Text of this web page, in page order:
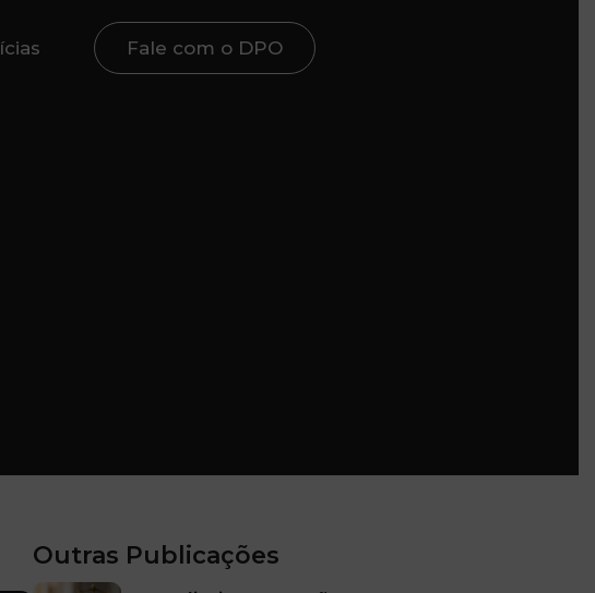
Fale com o DPO
Outras Publicações